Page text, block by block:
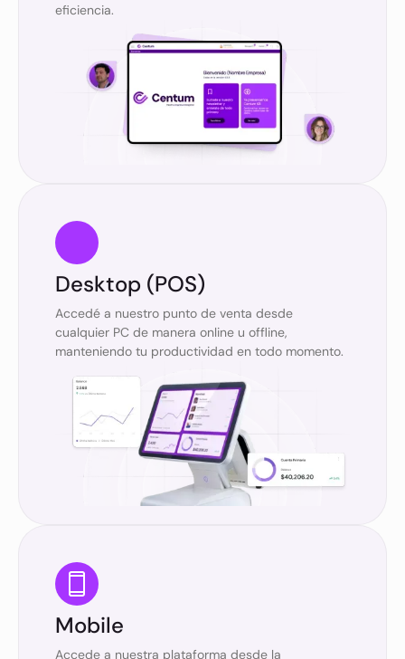
eficiencia.
Desktop (POS)
Accedé a nuestro punto de venta desde
cualquier PC de manera online u offline,
manteniendo tu productividad en todo momento.
Mobile
Accede a nuestra plataforma desde la